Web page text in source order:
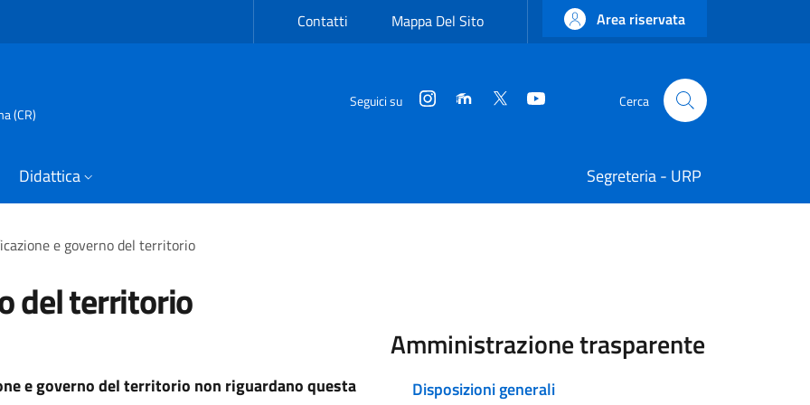
Contatti Mappa Del Sito Area riservata
(CR)
Seguici su Instagram
Moodle Twitter Cerca
Cerca
Didattica Segreteria - URP
e governo del territorio
del territorio
e governo del territorio non riguardano questa
Amministrazione trasparente
Disposizioni generali